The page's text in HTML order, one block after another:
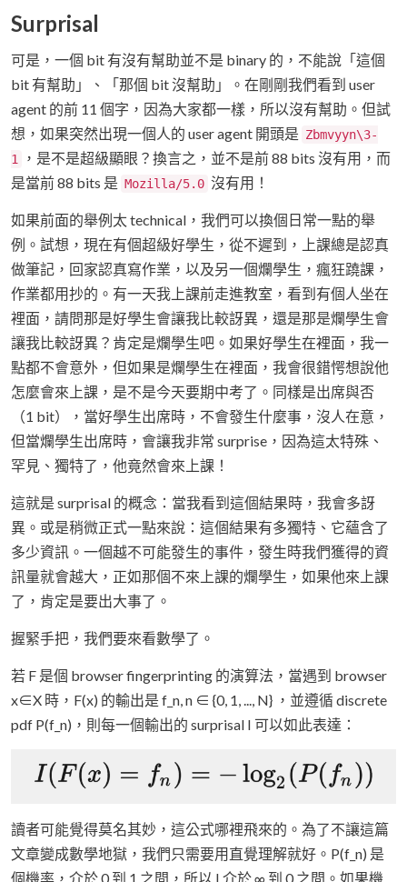
Surprisal
可是，一個 bit 有沒有幫助並不是 binary 的，不能說「這個
bit 有幫助」、「那個 bit 沒幫助」。在剛剛我們看到 user
agent 的前 11 個字，因為大家都一樣，所以沒有幫助。但試
想，如果突然出現一個人的 user agent 開頭是 Zbmvyyn\3-
1
，是不是超級顯眼？換言之，並不是前 88 bits 沒有用，而
是當前 88 bits 是 Mozilla/5.0 沒有用！
如果前面的舉例太 technical，我們可以換個日常一點的舉
例。試想，現在有個超級好學生，從不遲到，上課總是認真
做筆記，回家認真寫作業，以及另一個爛學生，瘋狂蹺課，
作業都用抄的。有一天我上課前走進教室，看到有個人坐在
裡面，請問那是好學生會讓我比較訝異，還是那是爛學生會
讓我比較訝異？肯定是爛學生吧。如果好學生在裡面，我一
點都不會意外，但如果是爛學生在裡面，我會很錯愕想說他
怎麼會來上課，是不是今天要期中考了。同樣是出席與否
（1 bit），當好學生出席時，不會發生什麼事，沒人在意，
但當爛學生出席時，會讓我非常 surprise，因為這太特殊、
罕見、獨特了，他竟然會來上課！
這就是 surprisal 的概念：當我看到這個結果時，我會多訝
異。或是稍微正式一點來說：這個結果有多獨特、它蘊含了
多少資訊。一個越不可能發生的事件，發生時我們獲得的資
訊量就會越大，正如那個不來上課的爛學生，如果他來上課
了，肯定是要出大事了。
握緊手把，我們要來看數學了。
若 F 是個 browser fingerprinting 的演算法，當遇到 browser
x∈X 時，F(x) 的輸出是 f_n, n ∈ {0, 1, ..., N} ，並遵循 discrete
pdf P(f_n)，則每一個輸出的 surprisal I 可以如此表達：
讀者可能覺得莫名其妙，這公式哪裡飛來的。為了不讓這篇
文章變成數學地獄，我們只需要用直覺理解就好。P(f_n) 是
個機率，介於 0 到 1 之間，所以 I 介於 ∞ 到 0 之間。如果機